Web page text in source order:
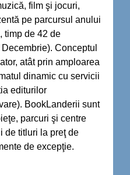
film şi jocuri,
pe parcursul anului
timp de 42 de
Conceptul
atât prin amploarea
dinamic cu servicii
editurilor
BookLanderii sunt
parcuri şi centre
de titluri la preţ de
de excepţie.